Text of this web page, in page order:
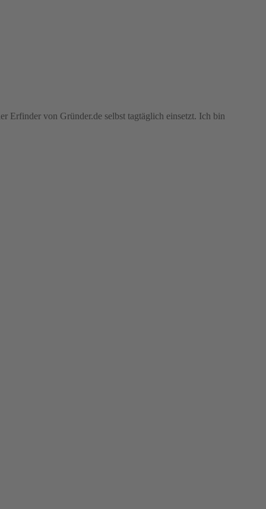
Erfinder von Gründer.de selbst tagtäglich einsetzt. Ich bin